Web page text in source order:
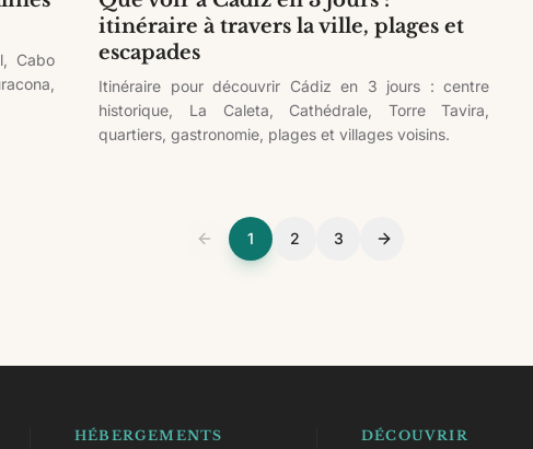
Cabo
itinéraire à travers la ville, plages et
escapades
Itinéraire pour découvrir Cádiz en 3 jours : centre
historique, La Caleta, Cathédrale, Torre Tavira,
quartiers, gastronomie, plages et villages voisins.
1 2 3
HÉBERGEMENTS DÉCOUVRIR